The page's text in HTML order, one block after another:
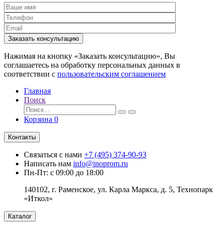
Заказать консультацию
Нажимая на кнопку «Заказать консультацию», Вы
соглашаетесь на обработку персональных данных в
соответствии с пользовательским соглашением
Главная
Поиск
Корзина 0
Контакты
Связаться с нами +7 (495) 374-90-93
Написать нам info@inoprom.ru
Пн-Пт: с 09:00 до 18:00
140102, г. Раменское, ул. Карла Маркса, д. 5, Технопарк
«Иткол»
Каталог